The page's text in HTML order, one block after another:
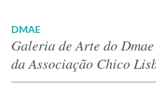
DMAE
Galeria de Arte do
da Associação Chico